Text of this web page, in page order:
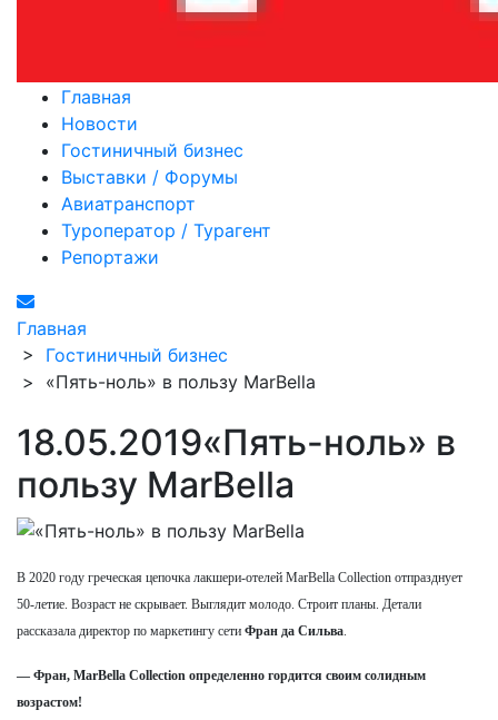
Главная
Новости
Гостиничный бизнес
Выставки / Форумы
Авиатранспорт
Туроператор / Турагент
Репортажи
Главная
> Гостиничный бизнес
> «Пять-ноль» в пользу MarBella
18.05.2019«Пять-ноль» в
пользу MarBella
В 2020 году греческая цепочка лакшери-отелей MarBella Collection отпразднует
50-летие. Возраст не скрывает. Выглядит молодо. Строит планы. Детали
рассказала директор по маркетингу сети Фран да Сильва
— Фран, MarBella Collection определенно гордится своим солидным
возрастом!